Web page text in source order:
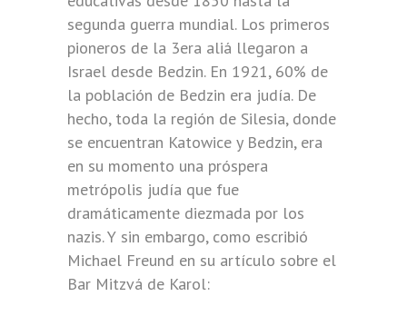
segunda guerra mundial. Los primeros
pioneros de la 3era aliá llegaron a
Israel desde Bedzin. En 1921, 60% de
la población de Bedzin era judía. De
hecho, toda la región de Silesia, donde
se encuentran Katowice y Bedzin, era
en su momento una próspera
metrópolis judía que fue
dramáticamente diezmada por los
nazis. Y sin embargo, como escribió
Michael Freund en su artículo sobre el
Bar Mitzvá de Karol: